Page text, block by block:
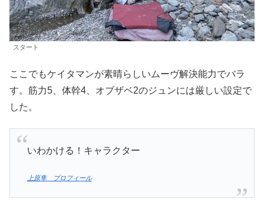
スタート
ここでもケイタマンが素晴らしいムーヴ解決能力でバラ
す。筋力5、体幹4、オブザベ2のジュンには厳しい設定で
した。
いわかける！キャラクター
上原隼 プロフィール